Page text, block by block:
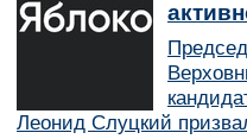
Леонид Слуцкий